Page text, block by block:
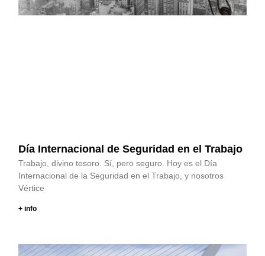
Día Internacional de Seguridad en el Trabajo
Trabajo, divino tesoro. Sí, pero seguro. Hoy es el Día
Internacional de la Seguridad en el Trabajo, y nosotros
Vértice
+ info